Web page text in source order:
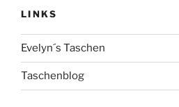
LINKS
Evelyn´s Taschen
Taschenblog